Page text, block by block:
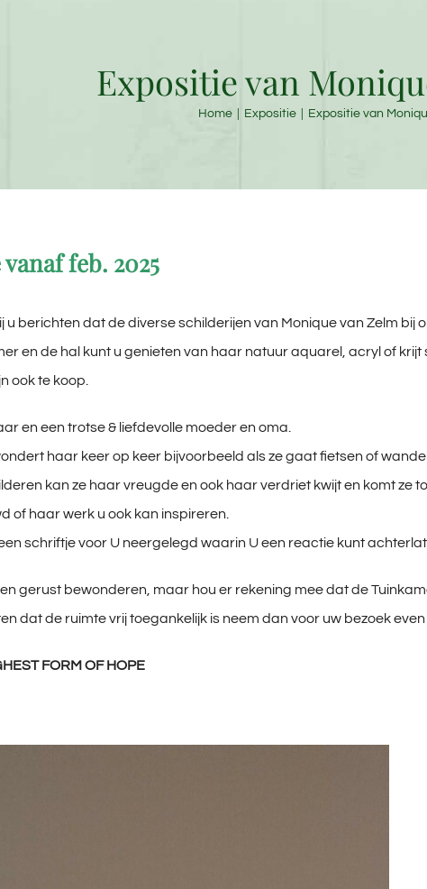
Expositie van
Home Expositie Expositie van
feb. 2025
u berichten dat de diverse schilderijen van Monique van Zelm bij
en de hal kunt u genieten van haar natuur aquarel, acryl of krijt
ook te koop.
en een trotse & liefdevolle moeder en oma.
haar keer op keer bijvoorbeeld als ze gaat fietsen of
kan ze haar vreugde en ook haar verdriet kwijt en komt ze
of haar werk u ook kan inspireren.
schriftje voor U neergelegd waarin U een reactie kunt
gerust bewonderen, maar hou er rekening mee dat de
dat de ruimte vrij toegankelijk is neem dan voor uw bezoek
FORM OF HOPE